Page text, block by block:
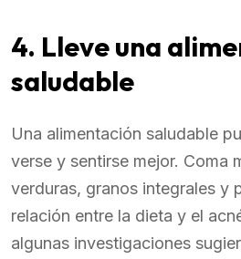
4. Lleve una
saludable
Una alimentación saludable
verse y sentirse mejor. Coma
verduras, granos integrales y
relación entre la dieta y el
algunas investigaciones